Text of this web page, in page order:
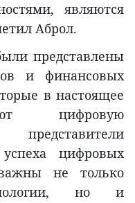
являются
Аброл.
представлены
и финансовых
в настоящее
цифровую
цифровых
не только
но и